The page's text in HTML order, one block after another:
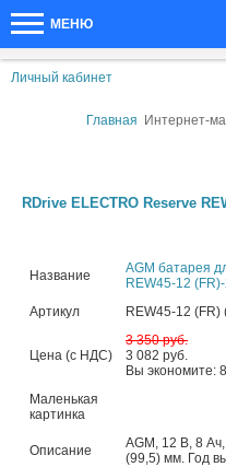
МЕНЮ
Личный кабинет
Главная Интернет-
RDrive ELECTRO Reserve
Название
AGM батарея
REW45-12
Артикул
REW45-12 (FR)
Цена (с НДС)
3 350 руб.
3 082 руб.
Вы экономите:
Маленькая
картинка
Описание
AGM, 12 В, 8
(99,5) мм. Год